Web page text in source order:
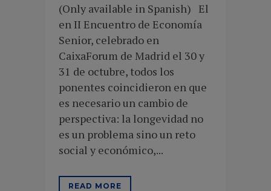
(Only available in Spanish) El
en II Encuentro de Economía
Senior, celebrado en
CaixaForum de Madrid el 30 y
31 de octubre, todos los
ponentes coincidieron en que
es necesario un cambio de
perspectiva: la longevidad no
es un problema sino un reto
social y económico,...
READ MORE